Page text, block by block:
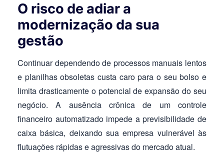
O risco de adiar a
modernização da sua
gestão
Continuar dependendo de processos manuais lentos
e planilhas obsoletas custa caro para o seu bolso e
limita drasticamente o potencial de expansão do seu
negócio. A ausência crônica de um controle
financeiro automatizado impede a previsibilidade de
caixa básica, deixando sua empresa vulnerável às
flutuações rápidas e agressivas do mercado atual.